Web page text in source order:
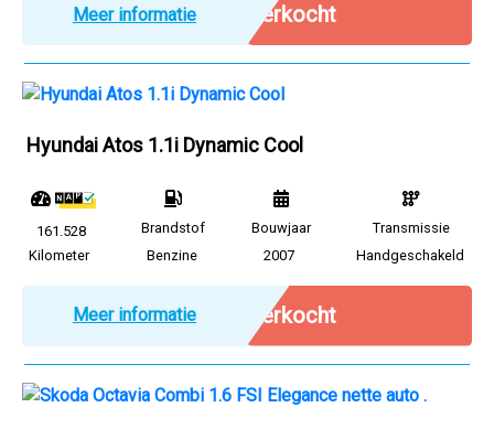
Meer informatie Verkocht
Hyundai Atos 1.1i Dynamic Cool
161.528
Kilometer
Brandstof
Benzine
Bouwjaar
2007
Transmissie
Handgeschakeld
Meer informatie Verkocht